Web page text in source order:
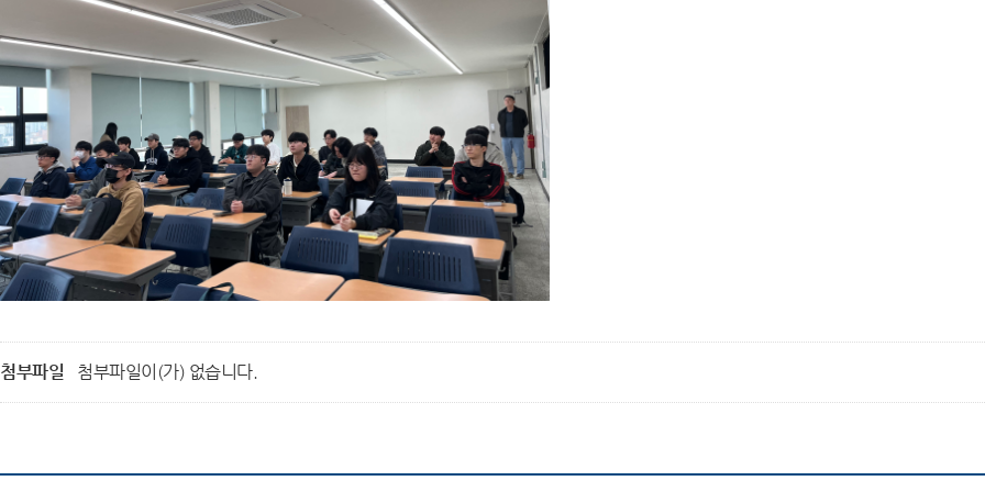
첨부파일 첨부파일이(가) 없습니다.